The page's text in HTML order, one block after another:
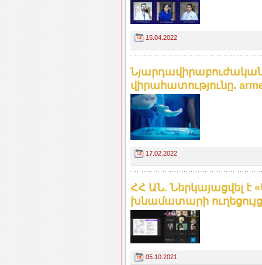
15.04.2022
վիրահատությունը.
17.02.2022
ՀՀ ԱՆ. Ներկայացվել է
խնամատարի
05.10.2021